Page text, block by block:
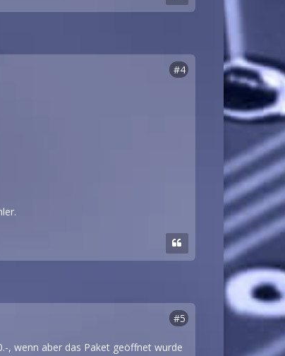
#4
#5
, wenn aber das Paket geöffnet wurde